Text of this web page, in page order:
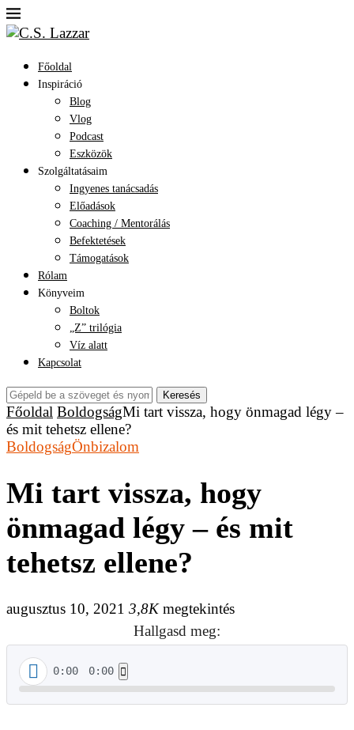
Főoldal
Inspiráció
Blog
Vlog
Podcast
Eszközök
Szolgáltatásaim
Ingyenes tanácsadás
Előadások
Coaching / Mentorálás
Befektetések
Támogatások
Rólam
Könyveim
Boltok
„Z” trilógia
Víz alatt
Kapcsolat
Keresés
Főoldal BoldogságMi tart vissza, hogy önmagad légy –
és mit tehetsz ellene?
BoldogságÖnbizalom
Mi tart vissza, hogy
önmagad légy – és mit
tehetsz ellene?
augusztus 10, 2021 3,8Kmegtekintés
Hallgasd meg:
0:00 0:00